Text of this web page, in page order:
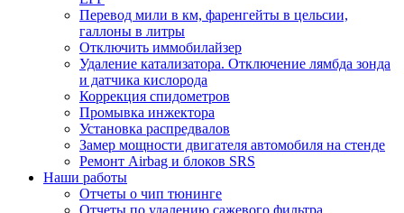
Перевод мили в км, фаренгейты в цельсии,
галлоны в литры
Отключить иммобилайзер
Удаление катализатора. Отключение лямбда зонда
и датчика кислорода
Коррекция спидометров
Промывка инжектора
Установка распредвалов
Замер мощности двигателя автомобиля на стенде
Ремонт Airbag и блоков SRS
Наши работы
Отчеты о чип тюнинге
Отчеты по удалению сажевого фильтра